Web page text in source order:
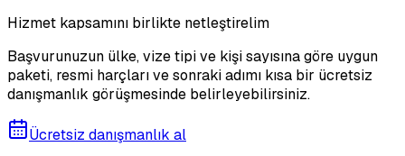
Hizmet kapsamını birlikte netleştirelim
Başvurunuzun ülke, vize tipi ve kişi sayısına göre uygun
paketi, resmi harçları ve sonraki adımı kısa bir ücretsiz
danışmanlık görüşmesinde belirleyebilirsiniz.
Ücretsiz danışmanlık al